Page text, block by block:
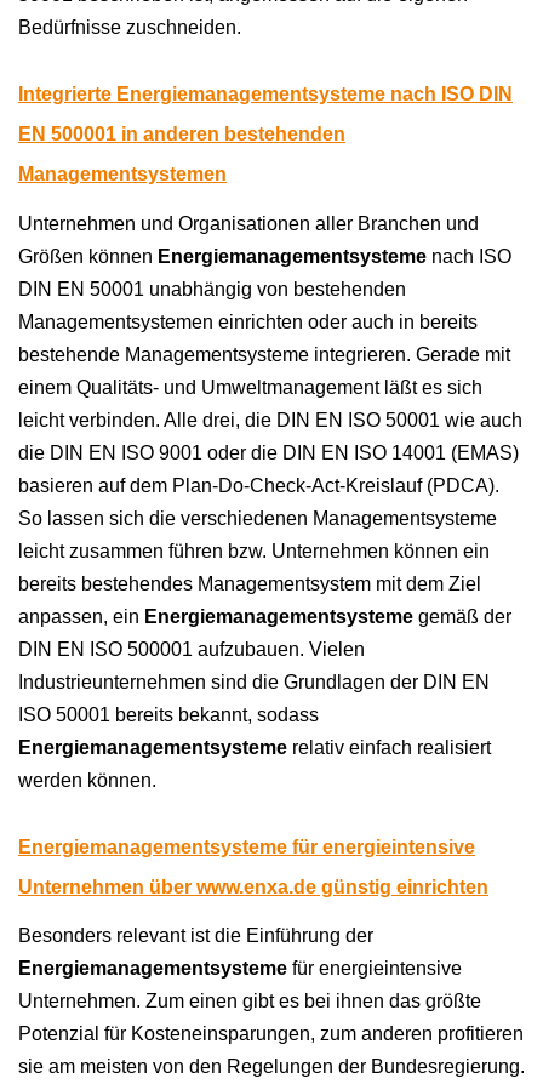
Bedürfnisse zuschneiden.
Integrierte Energiemanagementsysteme nach ISO DIN
EN 500001 in anderen bestehenden
Managementsystemen
Unternehmen und Organisationen aller Branchen und
Größen können Energiemanagementsysteme nach ISO
DIN EN 50001 unabhängig von bestehenden
Managementsystemen einrichten oder auch in bereits
bestehende Managementsysteme integrieren. Gerade mit
einem Qualitäts- und Umweltmanagement läßt es sich
leicht verbinden. Alle drei, die DIN EN ISO 50001 wie auch
die DIN EN ISO 9001 oder die DIN EN ISO 14001 (EMAS)
basieren auf dem Plan-Do-Check-Act-Kreislauf (PDCA).
So lassen sich die verschiedenen Managementsysteme
leicht zusammen führen bzw. Unternehmen können ein
bereits bestehendes Managementsystem mit dem Ziel
anpassen, ein Energiemanagementsysteme gemäß der
DIN EN ISO 500001 aufzubauen. Vielen
Industrieunternehmen sind die Grundlagen der DIN EN
ISO 50001 bereits bekannt, sodass
Energiemanagementsysteme relativ einfach realisiert
werden können.
Energiemanagementsysteme für energieintensive
Unternehmen über www.enxa.de günstig einrichten
Besonders relevant ist die Einführung der
Energiemanagementsysteme für energieintensive
Unternehmen. Zum einen gibt es bei ihnen das größte
Potenzial für Kosteneinsparungen, zum anderen profitieren
sie am meisten von den Regelungen der Bundesregierung.